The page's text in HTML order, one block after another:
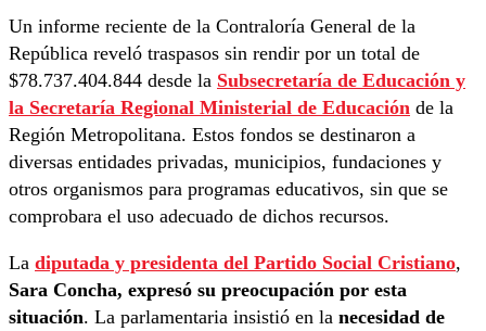
Un informe reciente de la Contraloría General de la
República reveló traspasos sin rendir por un total de
$78.737.404.844 desde la Subsecretaría de Educación y
la Secretaría Regional Ministerial de Educación de la
Región Metropolitana. Estos fondos se destinaron a
diversas entidades privadas, municipios, fundaciones y
otros organismos para programas educativos, sin que se
comprobara el uso adecuado de dichos recursos.
La diputada y presidenta del Partido Social Cristiano,
Sara Concha, expresó su preocupación por esta
situación. La parlamentaria insistió en la necesidad de